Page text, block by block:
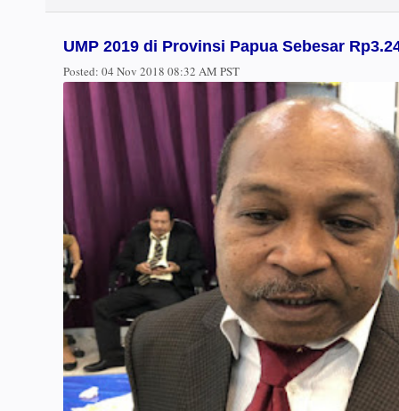
UMP 2019 di Provinsi Papua Sebesar
Posted: 04 Nov 2018 08:32 AM PST